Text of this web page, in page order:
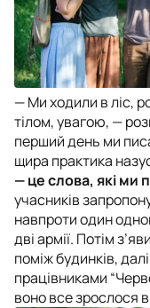
— Ми ходили в ліс,
тілом, увагою, —
перший день ми
щира практика
— це слова, які ми
учасників
навпроти один
дві армії. Потім
поміж будинків,
працівниками
воно все зрослося